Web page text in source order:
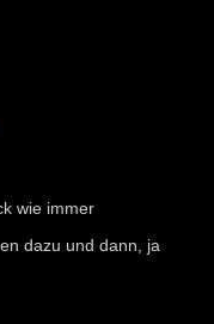
wie immer
dazu und dann, ja